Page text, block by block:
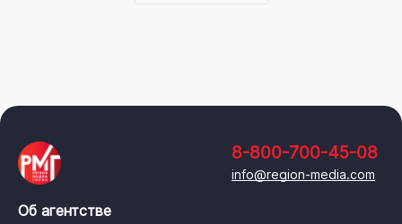
8-800-700-45-08
info@region-media.com
Об агентстве